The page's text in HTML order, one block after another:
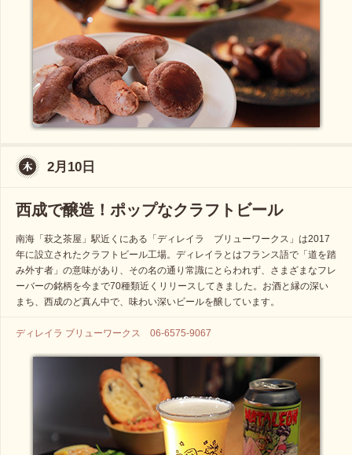
2月10日
西成で醸造！ポップなクラフトビール
南海「萩之茶屋」駅近くにある「ディレイラ ブリューワークス」は2017
年に設立されたクラフトビール工場。ディレイラとはフランス語で「道を踏
み外す者」の意味があり、その名の通り常識にとらわれず、さまざまなフレ
ーバーの銘柄を今まで70種類近くリリースしてきました。お酒と縁の深い
まち、西成のど真ん中で、味わい深いビールを醸しています。
ディレイラ ブリューワークス 06-6575-9067